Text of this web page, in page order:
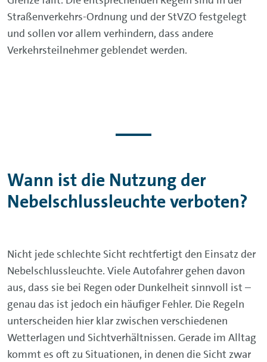
Straßenverkehrs-Ordnung und der StVZO festgelegt
und sollen vor allem verhindern, dass andere
Verkehrsteilnehmer geblendet werden.
Wann ist die Nutzung der
Nebelschlussleuchte verboten?
Nicht jede schlechte Sicht rechtfertigt den Einsatz der
Nebelschlussleuchte. Viele Autofahrer gehen davon
aus, dass sie bei Regen oder Dunkelheit sinnvoll ist –
genau das ist jedoch ein häufiger Fehler. Die Regeln
unterscheiden hier klar zwischen verschiedenen
Wetterlagen und Sichtverhältnissen. Gerade im Alltag
kommt es oft zu Situationen, in denen die Sicht zwar